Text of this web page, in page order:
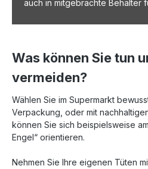
auch in mitgebrachte Behälter
Was können Sie tun
vermeiden?
Wählen Sie im Supermarkt
Verpackung, oder mit
können Sie sich beispielsweise
Engel“ orientieren.
Nehmen Sie Ihre eigenen Tüten